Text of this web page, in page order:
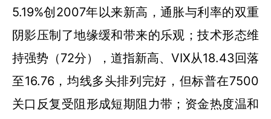
5.19%创2007年以来新高，通胀与利率的双重
阴影压制了地缘缓和带来的乐观；技术形态维
持强势（72分），道指新高、VIX从18.43回落
至16.76，均线多头排列完好，但标普在7500
关口反复受阻形成短期阻力带；资金热度温和